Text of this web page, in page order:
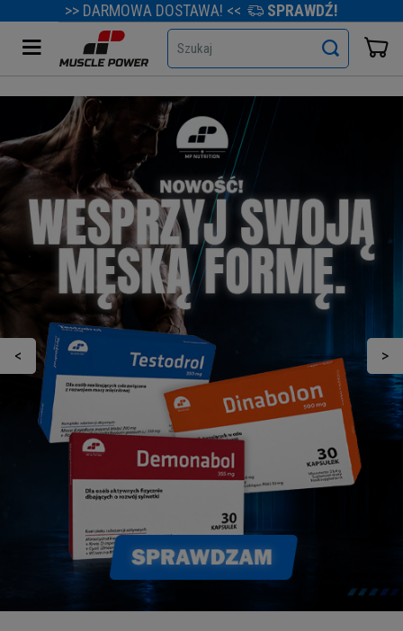
>> DARMOWA DOSTAWA! << SPRAWDŹ!
Szukaj
< >